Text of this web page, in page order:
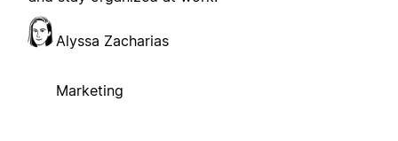
Alyssa Zacharias
Marketing